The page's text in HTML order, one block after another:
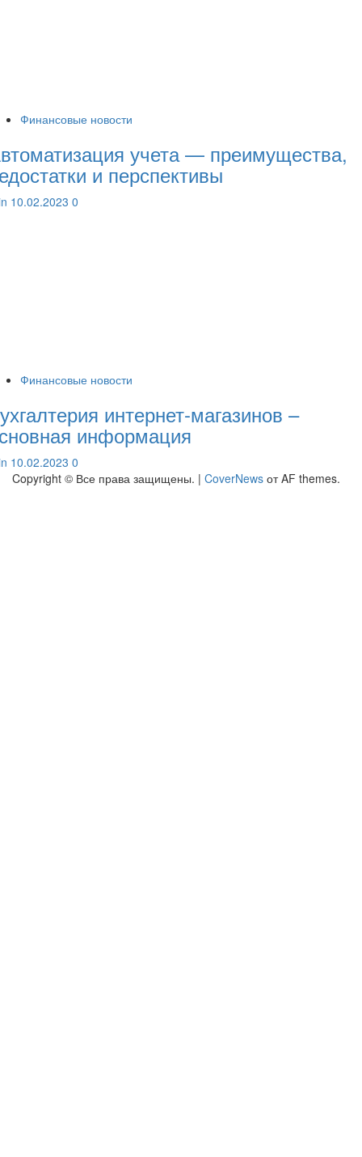
Финансовые новости
учета — преимущества,
и перспективы
10.02.2023 0
Финансовые новости
интернет-магазинов –
информация
10.02.2023 0
Copyright © Все права защищены. | CoverNews от AF themes.